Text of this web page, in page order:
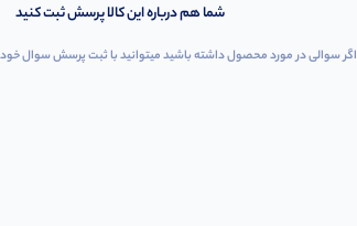
شما هم درباره این کالا پرسش ثبت کنید
اگر سوالی در مورد محصول داشته باشید میتوانید با ثبت پرسش سوال خود